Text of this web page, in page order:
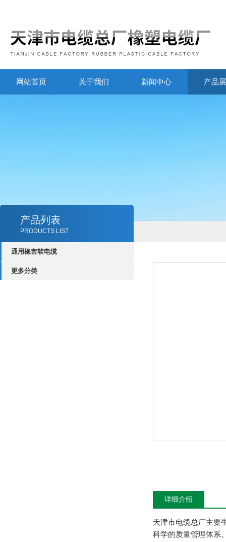
网站首页 关于我们 新闻中心 产品
产品列表
PRODUCTS LIST
通用橡套软电缆
更多分类
详细介绍
天津市电缆总厂主要
科学的质量管理体系